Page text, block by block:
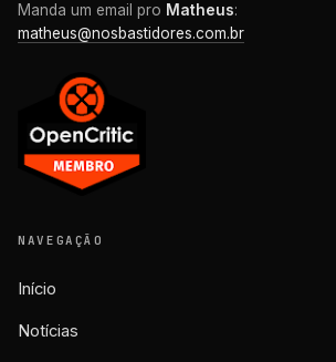
Manda um email pro Matheus:
matheus@nosbastidores.com.br
NAVEGAÇÃO
Início
Notícias